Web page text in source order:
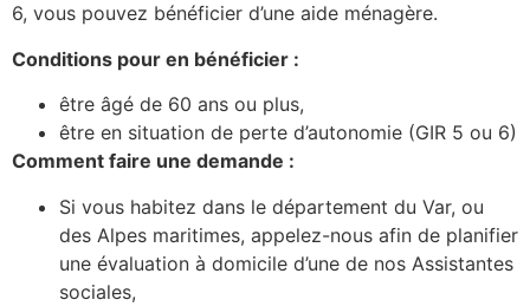
6, vous pouvez bénéficier d’une aide ménagère.
Conditions pour en bénéficier :
être âgé de 60 ans ou plus,
être en situation de perte d’autonomie (GIR 5 ou 6)
Comment faire une demande :
Si vous habitez dans le département du Var, ou
des Alpes maritimes, appelez-nous afin de planifier
une évaluation à domicile d’une de nos Assistantes
sociales,